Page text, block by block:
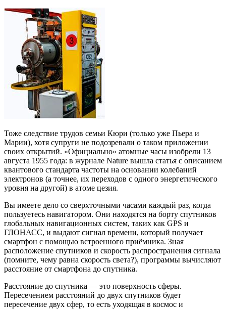
Тоже следствие трудов семьи Кюри (только уже Пьера и
Марии), хотя супруги не подозревали о таком приложении
своих открытий. «Официально» атомные часы изобрели 13
августа 1955 года: в журнале Nature вышла статья с описанием
квантового стандарта частоты на основании колебаний
электронов (а точнее, их переходов с одного энергетического
уровня на другой) в атоме цезия.
Вы имеете дело со сверхточными часами каждый раз, когда
пользуетесь навигатором. Они находятся на борту спутников
глобальных навигационных систем, таких как GPS и
ГЛОНАСС, и выдают сигнал времени, который получает
смартфон с помощью встроенного приёмника. Зная
расположение спутников и скорость распространения сигнала
(помните, чему равна скорость света?), программы вычисляют
расстояние от смартфона до спутника.
Расстояние до спутника — это поверхность сферы.
Пересечением расстояний до двух спутников будет
пересечение двух сфер, то есть уходящая в космос и